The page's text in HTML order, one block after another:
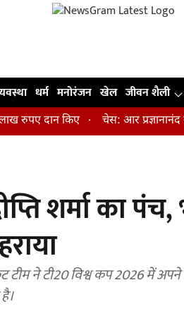
धर्म मनोरंजन खेल जीवन शैली
दान किए चेस: आर प्रज्ञानानंद ने
शर्मा का
टीम ने टी20 विश्व कप 2026 में